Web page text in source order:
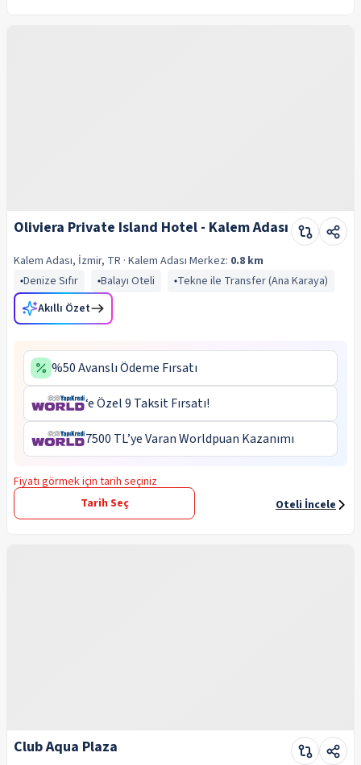
Oliviera Private Island Hotel - Kalem Adası
Kalem Adası, İzmir, TR · Kalem Adası Merkez: 0.8 km
Denize Sıfır
Balayı Oteli
Tekne ile Transfer (Ana Karaya)
Akıllı Özet
%50 Avanslı Ödeme Fırsatı
‘e Özel 9 Taksit Fırsatı!
7500 TL’ye Varan Worldpuan Kazanımı
Fiyatı görmek için tarih seçiniz
Tarih Seç
Oteli İncele
Club Aqua Plaza